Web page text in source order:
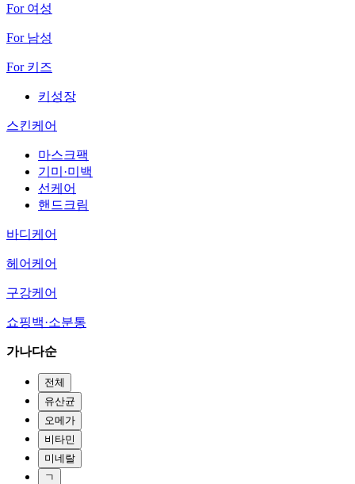
For 여성
For 남성
For 키즈
키성장
스킨케어
마스크팩
기미·미백
선케어
핸드크림
바디케어
헤어케어
구강케어
쇼핑백·소분통
가나다순
전체
유산균
오메가
비타민
미네랄
ㄱ